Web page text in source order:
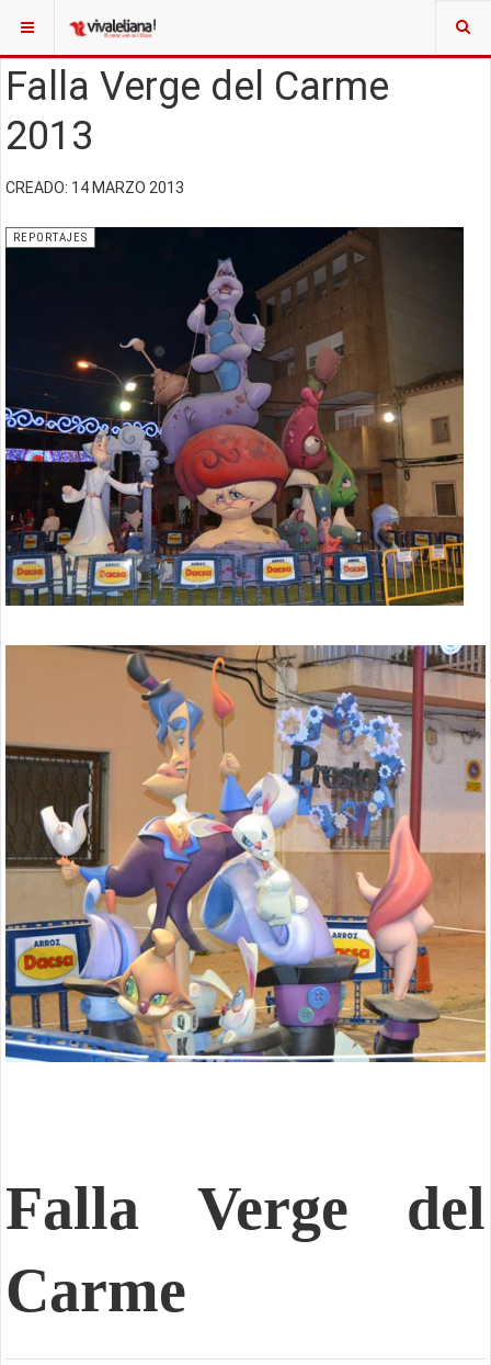
Falla Verge del Carme
2013
CREADO: 14 MARZO 2013
REPORTAJES
Falla Verge del
Carme